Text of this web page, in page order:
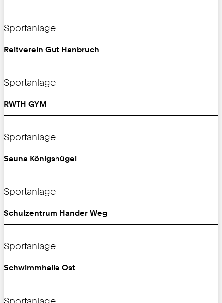
Sportanlage
Reitverein Gut Hanbruch
Sportanlage
RWTH GYM
Sportanlage
Sauna Königshügel
Sportanlage
Schulzentrum Hander Weg
Sportanlage
Schwimmhalle Ost
Sportanlage